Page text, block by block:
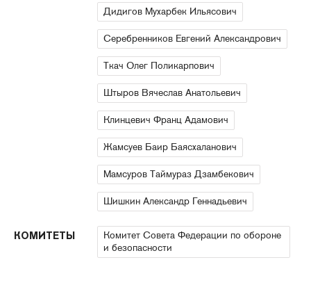
Дидигов Мухарбек Ильясович
Серебренников Евгений Александрович
Ткач Олег Поликарпович
Штыров Вячеслав Анатольевич
Клинцевич Франц Адамович
Жамсуев Баир Баясхаланович
Мамсуров Таймураз Дзамбекович
Шишкин Александр Геннадьевич
КОМИТЕТЫ
Комитет Совета Федерации по обороне
и безопасности